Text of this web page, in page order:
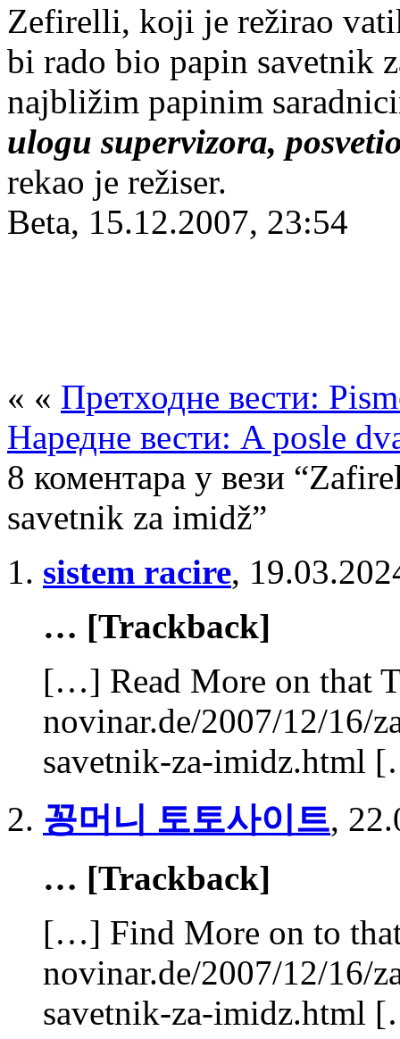
Zefirelli, koji je režirao
bi rado bio papin savetnik
najbližim papinim
ulogu supervizora,
rekao je režiser.
Beta, 15.12.2007, 23:54
« « Претходне вести:
Наредне вести: A posle
8 коментара у вези
savetnik za imidž”
sistem racire,
… [Trackback]
[…] Read More on that
novinar.de/2007/12/16/
savetnik-za-imidz.html
꽁머니 토토사이트,
… [Trackback]
[…] Find More on to
novinar.de/2007/12/16/
savetnik-za-imidz.html